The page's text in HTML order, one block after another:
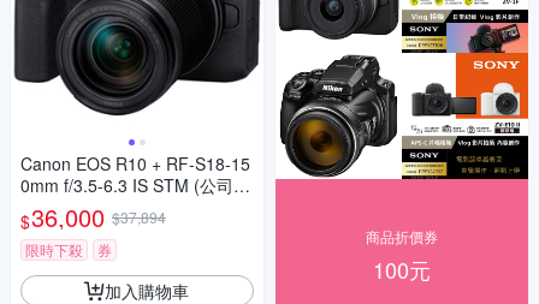
Canon EOS R10 + RF-S18-15
0mm f/3.5-6.3 IS STM (公司
貨)
$36,000 $37,894
限時下殺
券
加入購物車
商品折價券
100元